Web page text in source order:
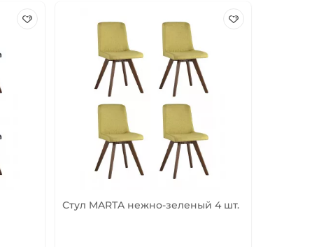
Стул MARTA нежно-зеленый 4 шт.